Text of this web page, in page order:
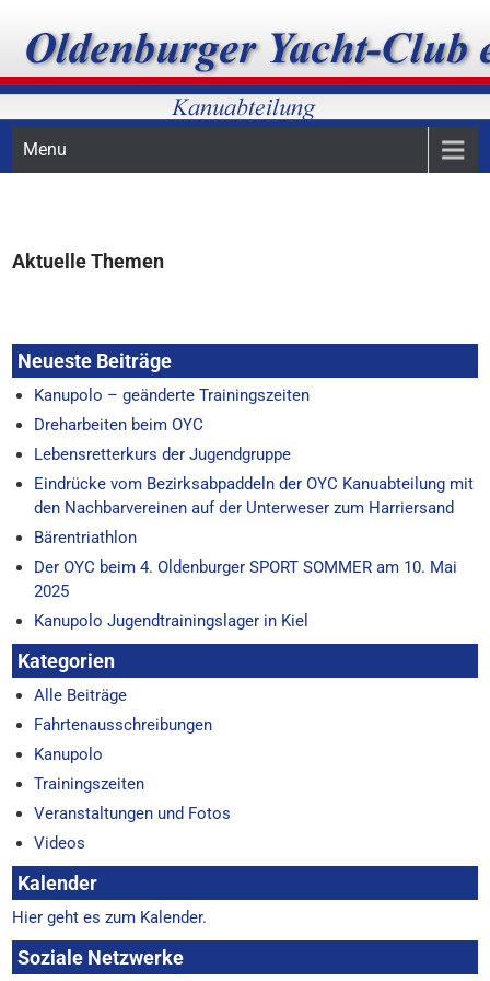
content
OYC-Kanuabteilung
Menu
Aktuelle Themen
Neueste Beiträge
Kanupolo – geänderte Trainingszeiten
Dreharbeiten beim OYC
Lebensretterkurs der Jugendgruppe
Eindrücke vom Bezirksabpaddeln der OYC Kanuabteilung mit
den Nachbarvereinen auf der Unterweser zum Harriersand
Bärentriathlon
Der OYC beim 4. Oldenburger SPORT SOMMER am 10. Mai
2025
Kanupolo Jugendtrainingslager in Kiel
Kategorien
Alle Beiträge
Fahrtenausschreibungen
Kanupolo
Trainingszeiten
Veranstaltungen und Fotos
Videos
Kalender
Hier geht es zum Kalender.
Soziale Netzwerke